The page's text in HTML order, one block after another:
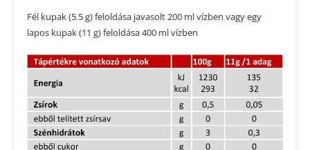
Fél kupak (5.5 g) feloldása javasolt 200 ml vízben vagy egy
lapos kupak (11 g) feloldása 400 ml vízben